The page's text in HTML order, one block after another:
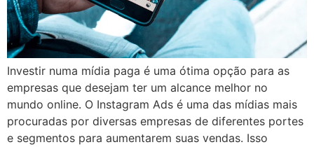
Investir numa mídia paga é uma ótima opção para as
empresas que desejam ter um alcance melhor no
mundo online. O Instagram Ads é uma das mídias mais
procuradas por diversas empresas de diferentes portes
e segmentos para aumentarem suas vendas. Isso